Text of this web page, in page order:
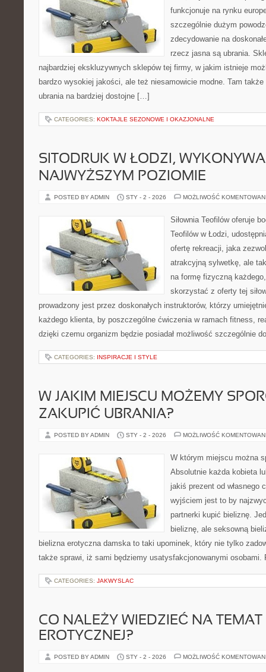
funkcjonuje na rynku
szczególnie dużym
zdecydowanie na
rzecz jasna są ubrania.
najbardziej ekskluzywnych sklepów tej firmy, w jakim istnieje
bardzo wysokiej jakości, ale też niesamowicie modne. Tam
ubrania na bardziej dostojne […]
CATEGORIES: KOKTAJLE SEZONOWE I OKAZJONALNE
SITODRUK W ŁODZI,
NAJWYŻSZYM POZIOMIE
POSTED BY ADMIN STY - 2 - 2026 MOŻLIWOŚĆ
Siłownia Teofilów oferuje
Teofilów w Łodzi,
ofertę rekreacji, jaka
atrakcyjną sylwetkę, ale
na formę fizyczną
skorzystać z oferty tej
prowadzony jest przez doskonałych instruktorów, którzy
każdego klienta, by poszczególne ćwiczenia w ramach fitness,
dzięki czemu organizm będzie posiadał możliwość szczególnie
CATEGORIES: INSPIRACJE I STYLE
W JAKIM MIEJSCU MOŻEMY
ZAKUPIĆ UBRANIA?
POSTED BY ADMIN STY - 2 - 2026 MOŻLIWOŚĆ
W którym miejscu można
Absolutnie każda kobieta
jakiś prezent od własnego
wyjściem jest to by
partnerki kupić bieliznę.
bieliznę, ale seksowną
bielizna erotyczna damska to taki upominek, który nie tylko
także sprawi, iż sami będziemy usatysfakcjonowanymi
CATEGORIES: JAKWYSLAC
CO NALEŻY WIEDZIEĆ NA TEMAT
EROTYCZNEJ?
POSTED BY ADMIN STY - 2 - 2026 MOŻLIWOŚĆ